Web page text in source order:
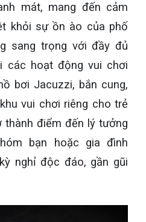
mát, mang đến cảm
khỏi sự ồn ào của phố
sang trọng với đầy đủ
các hoạt động vui chơi
bơi Jacuzzi, bắn cung,
vui chơi riêng cho trẻ
thành điểm đến lý tưởng
bạn hoặc gia đình
nghỉ độc đáo, gần gũi